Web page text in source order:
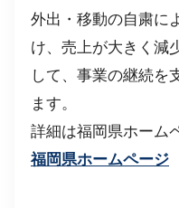
外出・移動の自粛に
け、売上が大きく減
して、事業の継続を
ます。
詳細は福岡県ホー
福岡県ホームページ